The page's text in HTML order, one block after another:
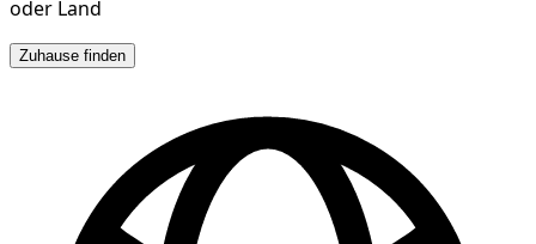
oder Land
Zuhause finden